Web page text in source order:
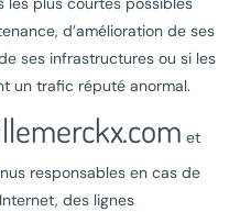
d’amélioration de ses
ses infrastructures ou si les
un trafic réputé anormal.
et
responsables en cas de
des lignes